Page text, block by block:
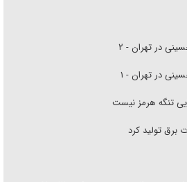
در تهران - ۲
در تهران - ۱
تنگه هرمز نیست